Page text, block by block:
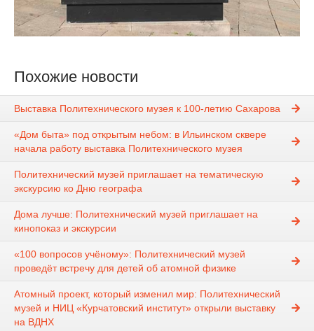
Похожие новости
Выставка Политехнического музея к 100-летию Сахарова
«Дом быта» под открытым небом: в Ильинском сквере
начала работу выставка Политехнического музея
Политехнический музей приглашает на тематическую
экскурсию ко Дню географа
Дома лучше: Политехнический музей приглашает на
кинопоказ и экскурсии
«100 вопросов учёному»: Политехнический музей
проведёт встречу для детей об атомной физике
Атомный проект, который изменил мир: Политехнический
музей и НИЦ «Курчатовский институт» открыли выставку
на ВДНХ